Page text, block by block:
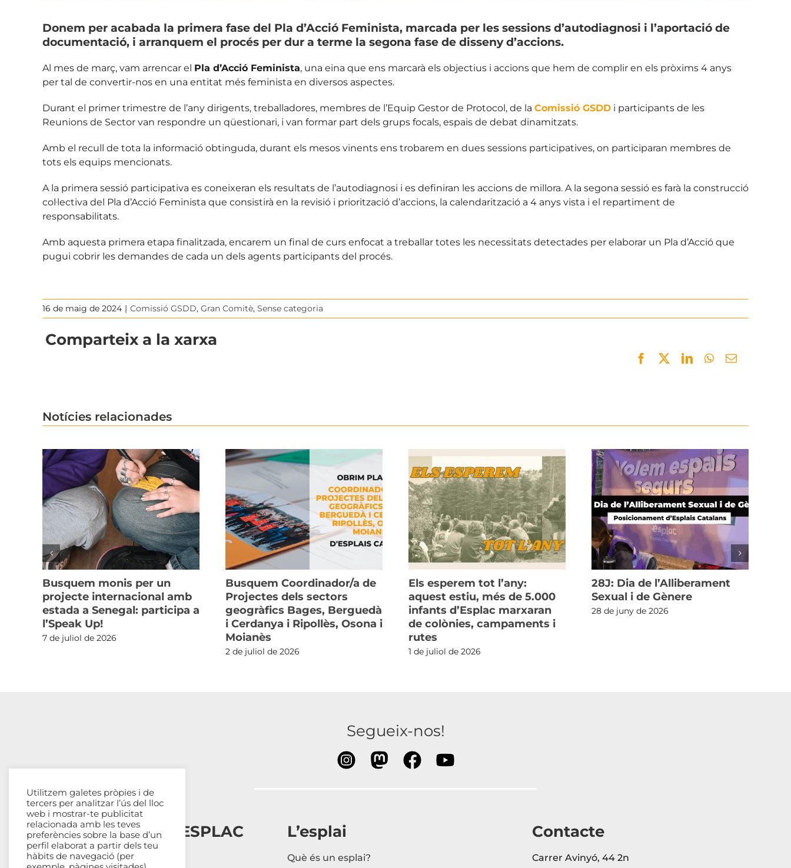
Donem per acabada la primera fase del Pla d’Acció Feminista, marcada per les sessions d’autodiagnosi i l’aportació de
documentació, i arranquem el procés per dur a terme la segona fase de disseny d’accions.
Al mes de març, vam arrencar el Pla d’Acció Feminista, una eina que ens marcarà els objectius i accions que hem de complir en els pròxims 4 anys
per tal de convertir-nos en una entitat més feminista en diversos aspectes.
Durant el primer trimestre de l’any dirigents, treballadores, membres de l’Equip Gestor de Protocol, de la Comissió GSDDi participants de les
Reunions de Sector van respondre un qüestionari, i van formar part dels grups focals, espais de debat dinamitzats.
Amb el recull de tota la informació obtinguda, durant els mesos vinents ens trobarem en dues sessions participatives, on participaran membres de
tots els equips mencionats.
A la primera sessió participativa es coneixeran els resultats de l’autodiagnosi i es definiran les accions de millora. A la segona sessió es farà la construcció
col·lectiva del Pla d’Acció Feminista que consistirà en la revisió i priorització d’accions, la calendarització a 4 anys vista i el repartiment de
responsabilitats.
Amb aquesta primera etapa finalitzada, encarem un final de curs enfocat a treballar totes les necessitats detectades per elaborar un Pla d’Acció que
pugui cobrir les demandes de cada un dels agents participants del procés.
16 de maig de 2024 | Comissió GSDD, Gran Comitè, Sense categoria
Comparteix a la xarxa
Facebook
TwitterLinkedInWhatsApp
Email
Notícies relacionades
Busquem monis per un
projecte internacional amb
estada a Senegal: participa a
l’Speak Up!
7 de juliol de 2026
Busquem Coordinador/a de
Projectes dels sectors
geogràfics Bages, Berguedà
i Cerdanya i Ripollès, Osona i
Moianès
2 de juliol de 2026
Els esperem tot l’any:
aquest estiu, més de 5.000
infants d’Esplac marxaran
de colònies, campaments i
rutes
1 de juliol de 2026
28J: Dia de l’Alliberament
Sexual i de Gènere
28 de juny de 2026
Segueix-nos!
Esplais Catalans, ESPLAC
Qui som
L’esplai
Què és un esplai?
Contacte
Carrer Avinyó, 44 2n
Utilitzem galetes pròpies i de
tercers per analitzar l’ús del lloc
web i mostrar-te publicitat
relacionada amb les teves
preferències sobre la base d’un
perfil elaborat a partir dels teu
hàbits de navegació (per